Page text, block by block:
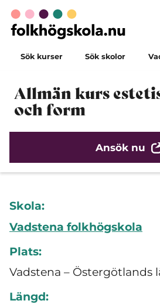
Sök kurser Sök skolor
Allmän kurs
och form
Ansök nu
Skola:
Vadstena folkhögskola
Plats:
Vadstena – Östergötlands
Längd: